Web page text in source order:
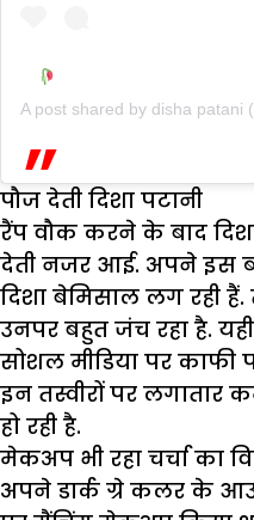
A post shared by disha patani
पौज देती दिशा पटानी
रैंप वौक करने के बाद
देती नजर आई. अपने इस
दिशा बेमिसाल लग रही
उनपर बहुत जंच रहा है.
सोशल मीडिया पर काफी
इन तस्वीरों पर
हो रही है.
मेकअप भी रहा चर्चा का
अपने डार्क ग्रे कलर के